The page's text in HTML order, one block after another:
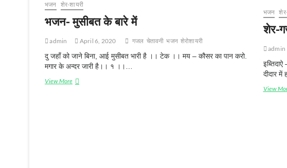
भजन शेर-शायरी
भजन- मुसीबत के बारे में
admin April 6, 2020 गजल चेतावनी भजन शेरोशायरी
दु जहाँ को जाने बिना, आई मुसीबत भारी है ।। टेक ।। मय – कौसर का पान करो.
मगार के अन्दर जारी है।। १ ।।…
View Moreभजन-
भजन
शेर-
admin
दीदार
View